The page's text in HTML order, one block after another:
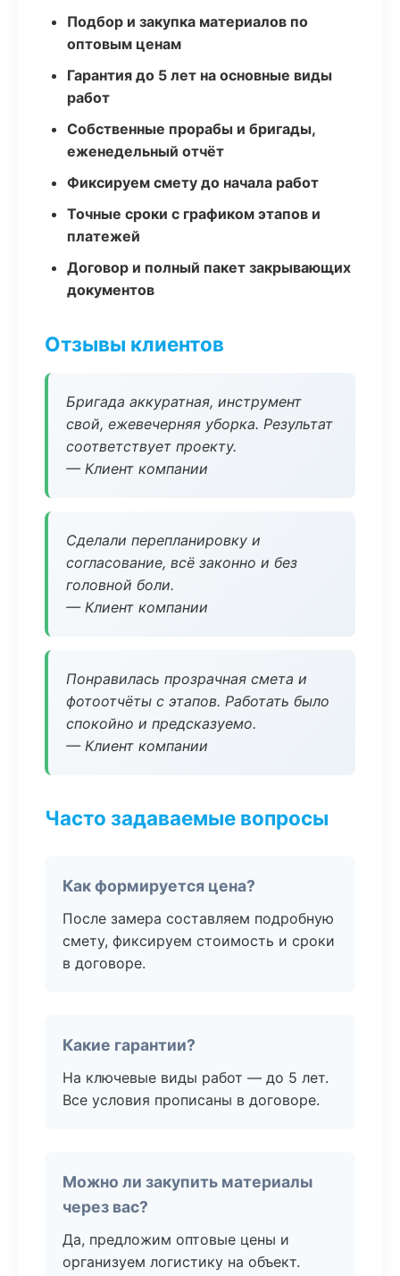
Подбор и закупка материалов по
оптовым ценам
Гарантия до 5 лет на основные виды
работ
Собственные прорабы и бригады,
еженедельный отчёт
Фиксируем смету до начала работ
Точные сроки с графиком этапов и
платежей
Договор и полный пакет закрывающих
документов
Отзывы клиентов
Бригада аккуратная, инструмент
свой, ежевечерняя уборка. Результат
соответствует проекту.
— Клиент компании
Сделали перепланировку и
согласование, всё законно и без
головной боли.
— Клиент компании
Понравилась прозрачная смета и
фотоотчёты с этапов. Работать было
спокойно и предсказуемо.
— Клиент компании
Часто задаваемые вопросы
Как формируется цена?
После замера составляем подробную
смету, фиксируем стоимость и сроки
в договоре.
Какие гарантии?
На ключевые виды работ — до 5 лет.
Все условия прописаны в договоре.
Можно ли закупить материалы
через вас?
Да, предложим оптовые цены и
организуем логистику на объект.